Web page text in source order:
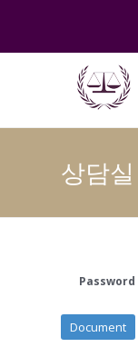
상담실
Password
Document